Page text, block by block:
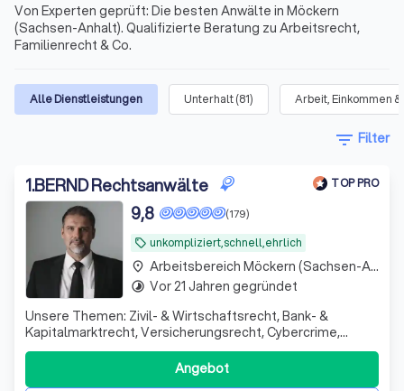
Von Experten geprüft: Die besten Anwälte in Möckern
(Sachsen-Anhalt). Qualifizierte Beratung zu Arbeitsrecht,
Familienrecht & Co.
Alle Dienstleistungen Unterhalt(81) Arbeit, Einkommen
filter_list Filter
1.BERND Rechtsanwälte TOP PRO
local_offer unkompliziert,schnell,ehrlich
(179)
9,8
Unsere Themen: Zivil- & Wirtschaftsrecht, Bank- &
Kapitalmarktrecht, Versicherungsrecht, Cybercrime,
Wirtschaftsstrafrecht - - Unsere Arbeitsweise:
unkompliziert, offen, flexibel, vor Ort und digital - aber
konsequent und erfolgreich
Angebot
place Arbeitsbereich Möckern (Sachsen-Anhalt)
timelapse Vor 21 Jahren gegründet